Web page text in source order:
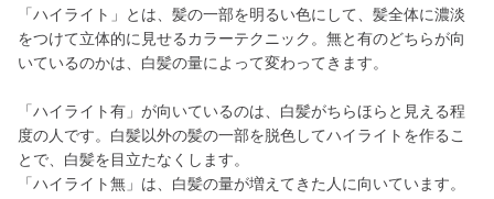
「ハイライト」とは、髪の一部を明るい色にして、髪全体に濃淡
をつけて立体的に見せるカラーテクニック。無と有のどちらが向
いているのかは、白髪の量によって変わってきます。
「ハイライト有」が向いているのは、白髪がちらほらと見える程
度の人です。白髪以外の髪の一部を脱色してハイライトを作るこ
とで、白髪を目立たなくします。
「ハイライト無」は、白髪の量が増えてきた人に向いています。